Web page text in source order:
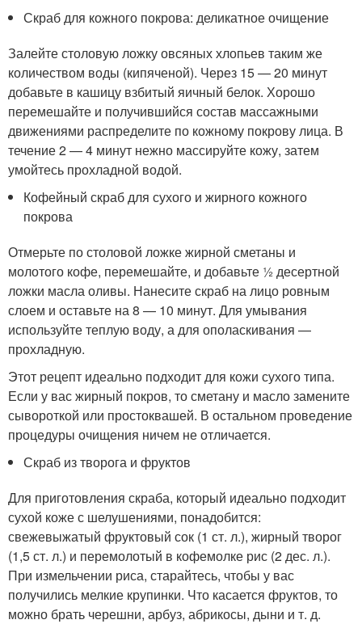
Скраб для кожного покрова: деликатное очищение
Залейте столовую ложку овсяных хлопьев таким же
количеством воды (кипяченой). Через 15 — 20 минут
добавьте в кашицу взбитый яичный белок. Хорошо
перемешайте и получившийся состав массажными
движениями распределите по кожному покрову лица. В
течение 2 — 4 минут нежно массируйте кожу, затем
умойтесь прохладной водой.
Кофейный скраб для сухого и жирного кожного
покрова
Отмерьте по столовой ложке жирной сметаны и
молотого кофе, перемешайте, и добавьте ½ десертной
ложки масла оливы. Нанесите скраб на лицо ровным
слоем и оставьте на 8 — 10 минут. Для умывания
используйте теплую воду, а для ополаскивания —
прохладную.
Этот рецепт идеально подходит для кожи сухого типа.
Если у вас жирный покров, то сметану и масло замените
сывороткой или простоквашей. В остальном проведение
процедуры очищения ничем не отличается.
Скраб из творога и фруктов
Для приготовления скраба, который идеально подходит
сухой коже с шелушениями, понадобится:
свежевыжатый фруктовый сок (1 ст. л.), жирный творог
(1,5 ст. л.) и перемолотый в кофемолке рис (2 дес. л.).
При измельчении риса, старайтесь, чтобы у вас
получились мелкие крупинки. Что касается фруктов, то
можно брать черешни, арбуз, абрикосы, дыни и т. д.